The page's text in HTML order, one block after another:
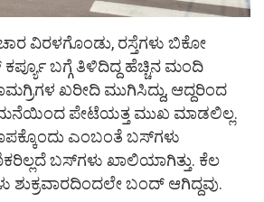
ವಿರಳಗೊಂಡು, ರಸ್ತೆಗಳು ಬಿಕೋ
ಕರ್ಪ್ಯೂ ಬಗ್ಗೆ ತಿಳಿದಿದ್ದ ಹೆಚ್ಚಿನ ಮಂದಿ
ಖರೀದಿ ಮುಗಿಸಿದ್ದು, ಆದ್ದರಿಂದ
ಮನೆಯಿಂದ ಪೇಟೆಯತ್ತ ಮುಖ ಮಾಡಲಿಲ್ಲ.
ಎಂಬಂತೆ ಬಸ್‌ಗಳು
ಬಸ್‌ಗಳು ಖಾಲಿಯಾಗಿತ್ತು. ಕೆಲ
ಶುಕ್ರವಾರದಿಂದಲೇ ಬಂದ್ ಆಗಿದ್ದವು.